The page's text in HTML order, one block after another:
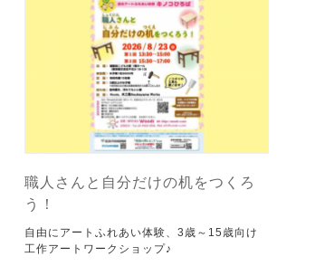
職人さんと自分だけの机をつくろ
う！
自由にアートふれあい体験、3歳～15歳向け
工作アートワークショップ♪